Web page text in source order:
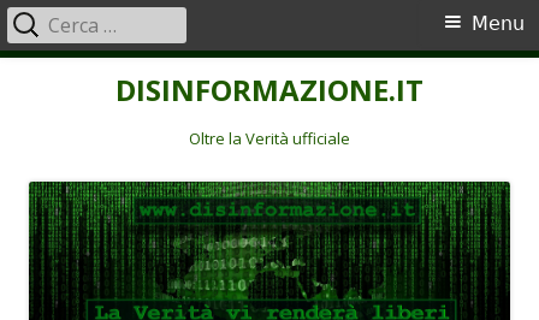
DISINFORMAZIONE.IT
Oltre la Verità ufficiale
Menu
principale
Menu
Ricerca
per: